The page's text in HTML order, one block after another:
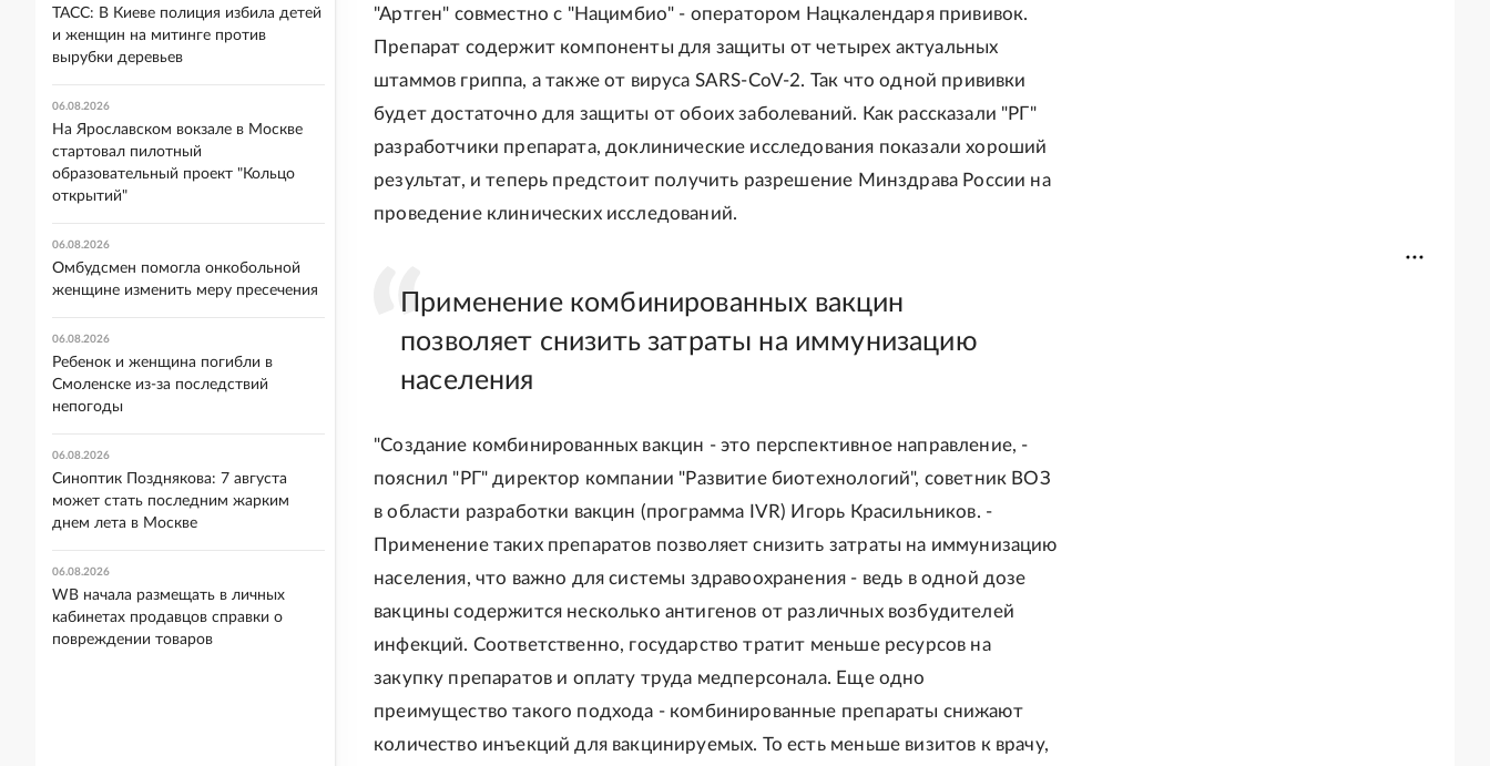
"Артген" совместно с "Нацимбио" - оператором Нацкалендаря прививок.
Препарат содержит компоненты для защиты от четырех актуальных
штаммов гриппа, а также от вируса SARS-CoV-2. Так что одной прививки
будет достаточно для защиты от обоих заболеваний. Как рассказали "РГ"
разработчики препарата, доклинические исследования показали хороший
результат, и теперь предстоит получить разрешение Минздрава России на
проведение клинических исследований.
Применение комбинированных вакцин
позволяет снизить затраты на иммунизацию
населения
"Создание комбинированных вакцин - это перспективное направление, -
пояснил "РГ" директор компании "Развитие биотехнологий", советник ВОЗ
в области разработки вакцин (программа IVR) Игорь Красильников. -
Применение таких препаратов позволяет снизить затраты на иммунизацию
населения, что важно для системы здравоохранения - ведь в одной дозе
вакцины содержится несколько антигенов от различных возбудителей
инфекций. Соответственно, государство тратит меньше ресурсов на
закупку препаратов и оплату труда медперсонала. Еще одно
преимущество такого подхода - комбинированные препараты снижают
количество инъекций для вакцинируемых. То есть меньше визитов к врачу,
ТАСС: В Киеве полиция избила детей
и женщин на митинге против
вырубки деревьев
06.08.2026
На Ярославском вокзале в Москве
стартовал пилотный
образовательный проект "Кольцо
открытий"
06.08.2026
Омбудсмен помогла онкобольной
женщине изменить меру пресечения
06.08.2026
Ребенок и женщина погибли в
Смоленске из-за последствий
непогоды
06.08.2026
Синоптик Позднякова: 7 августа
может стать последним жарким
днем лета в Москве
06.08.2026
WB начала размещать в личных
кабинетах продавцов справки о
повреждении товаров